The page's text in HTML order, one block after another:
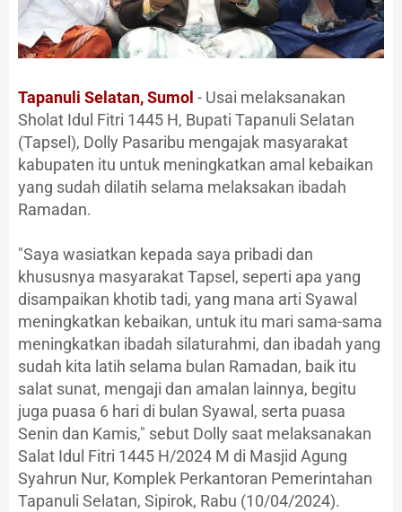
Tapanuli Selatan, Sumol - Usai melaksanakan
Sholat Idul Fitri 1445 H, Bupati Tapanuli Selatan
(Tapsel), Dolly Pasaribu mengajak masyarakat
kabupaten itu untuk meningkatkan amal kebaikan
yang sudah dilatih selama melaksakan ibadah
Ramadan.
"Saya wasiatkan kepada saya pribadi dan
khususnya masyarakat Tapsel, seperti apa yang
disampaikan khotib tadi, yang mana arti Syawal
meningkatkan kebaikan, untuk itu mari sama-sama
meningkatkan ibadah silaturahmi, dan ibadah yang
sudah kita latih selama bulan Ramadan, baik itu
salat sunat, mengaji dan amalan lainnya, begitu
juga puasa 6 hari di bulan Syawal, serta puasa
Senin dan Kamis," sebut Dolly saat melaksanakan
Salat Idul Fitri 1445 H/2024 M di Masjid Agung
Syahrun Nur, Komplek Perkantoran Pemerintahan
Tapanuli Selatan, Sipirok, Rabu (10/04/2024).